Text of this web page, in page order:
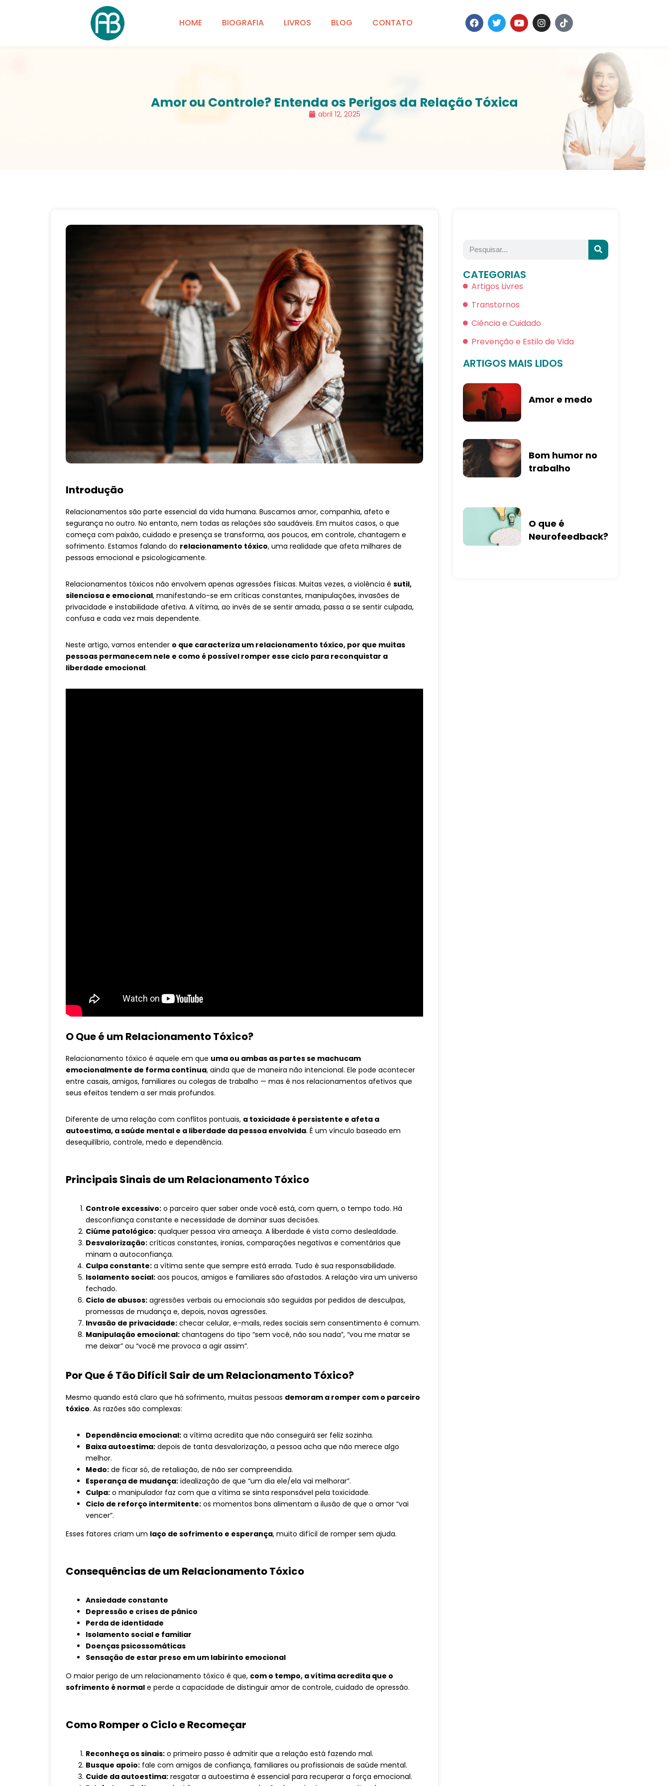
HOME BIOGRAFIA LIVROS BLOG CONTATO
Amor ou Controle? Entenda os Perigos da Relação Tóxica
abril 12, 2025
Introdução
Relacionamentos são parte essencial da vida humana. Buscamos amor, companhia, afeto e
segurança no outro. No entanto, nem todas as relações são saudáveis. Em muitos casos, o que
começa com paixão, cuidado e presença se transforma, aos poucos, em controle, chantagem e
sofrimento. Estamos falando do relacionamento tóxico, uma realidade que afeta milhares de
pessoas emocional e psicologicamente.
Relacionamentos tóxicos não envolvem apenas agressões físicas. Muitas vezes, a violência é sutil,
silenciosa e emocional, manifestando-se em críticas constantes, manipulações, invasões de
privacidade e instabilidade afetiva. A vítima, ao invés de se sentir amada, passa a se sentir culpada,
confusa e cada vez mais dependente.
Neste artigo, vamos entender o que caracteriza um relacionamento tóxico, por que muitas
pessoas permanecem nele e como é possível romper esse ciclo para reconquistar a
liberdade emocional.
O Que é um Relacionamento Tóxico?
Relacionamento tóxico é aquele em que uma ou ambas as partes se machucam
emocionalmente de forma contínua, ainda que de maneira não intencional. Ele pode acontecer
entre casais, amigos, familiares ou colegas de trabalho — mas é nos relacionamentos afetivos que
seus efeitos tendem a ser mais profundos.
Diferente de uma relação com conflitos pontuais, a toxicidade é persistente e afeta a
autoestima, a saúde mental e a liberdade da pessoa envolvida. É um vínculo baseado em
desequilíbrio, controle, medo e dependência.
Principais Sinais de um Relacionamento Tóxico
Controle excessivo: o parceiro quer saber onde você está, com quem, o tempo todo. Há
desconfiança constante e necessidade de dominar suas decisões.
Ciúme patológico: qualquer pessoa vira ameaça. A liberdade é vista como deslealdade.
Desvalorização: críticas constantes, ironias, comparações negativas e comentários que
minam a autoconfiança.
Culpa constante: a vítima sente que sempre está errada. Tudo é sua responsabilidade.
Isolamento social: aos poucos, amigos e familiares são afastados. A relação vira um universo
fechado.
Ciclo de abusos: agressões verbais ou emocionais são seguidas por pedidos de desculpas,
promessas de mudança e, depois, novas agressões.
Invasão de privacidade: checar celular, e-mails, redes sociais sem consentimento é comum.
Manipulação emocional: chantagens do tipo “sem você, não sou nada”, “vou me matar se
me deixar” ou “você me provoca a agir assim”.
Por Que é Tão Difícil Sair de um Relacionamento Tóxico?
Mesmo quando está claro que há sofrimento, muitas pessoas demoram a romper com o parceiro
tóxico. As razões são complexas:
Dependência emocional: a vítima acredita que não conseguirá ser feliz sozinha.
Baixa autoestima: depois de tanta desvalorização, a pessoa acha que não merece algo
melhor.
Medo: de ficar só, de retaliação, de não ser compreendida.
Esperança de mudança: idealização de que “um dia ele/ela vai melhorar”.
Culpa: o manipulador faz com que a vítima se sinta responsável pela toxicidade.
Ciclo de reforço intermitente: os momentos bons alimentam a ilusão de que o amor “vai
vencer”.
Esses fatores criam um laço de sofrimento e esperança, muito difícil de romper sem ajuda.
Consequências de um Relacionamento Tóxico
Ansiedade constante
Depressão e crises de pânico
Perda de identidade
Isolamento social e familiar
Doenças psicossomáticas
Sensação de estar preso em um labirinto emocional
O maior perigo de um relacionamento tóxico é que, com o tempo, a vítima acredita que o
sofrimento é normal e perde a capacidade de distinguir amor de controle, cuidado de opressão.
Como Romper o Ciclo e Recomeçar
Reconheça os sinais: o primeiro passo é admitir que a relação está fazendo mal.
Busque apoio: fale com amigos de confiança, familiares ou profissionais de saúde mental.
Cuide da autoestima: resgatar a autoestima é essencial para recuperar a força emocional.
CATEGORIAS
Artigos Livres
Transtornos
Ciência e Cuidado
Prevenção e Estilo de Vida
ARTIGOS MAIS LIDOS
Amor e medo
Bom humor no
trabalho
O que é
Neurofeedback?